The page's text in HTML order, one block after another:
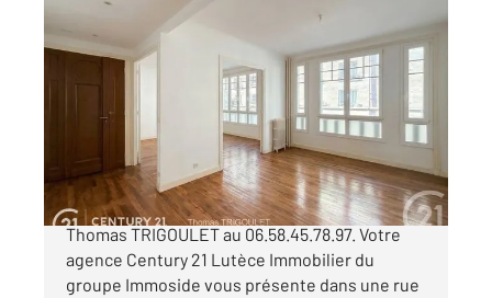
PARIS 75013
104 m
, 5 pièces
Ref : 6499
Appartement F5 à vendre
950 000 €
PARIS 13e - Pied Butte aux Cailles. Contact:
Thomas TRIGOULET au 06.58.45.78.97. Votre
agence Century 21 Lutèce Immobilier du
groupe Immoside vous présente dans une rue